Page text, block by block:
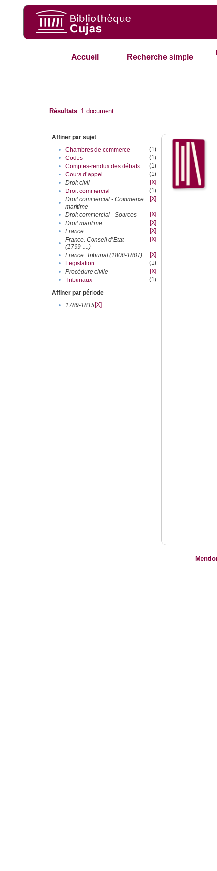
Accueil Recherche simple
Résultats 1 document
Affiner par sujet
•
Chambres de commerce
(1)
•
Codes
(1)
•
Comptes-rendus des débats
(1)
•
Cours d’appel
(1)
•
Droit civil
[X]
•
Droit commercial
(1)
•
Droit commercial - Commerce
maritime
[X]
• Droit commercial - Sources
[X]
•
Droit maritime
[X]
•
France
[X]
•
France. Conseil d’Etat
(1799-....)
[X]
• France. Tribunat (1800-1807)
[X]
•
Législation
(1)
•
Procédure civile
[X]
•
Tribunaux
(1)
Affiner par période
•
1789-1815[X]